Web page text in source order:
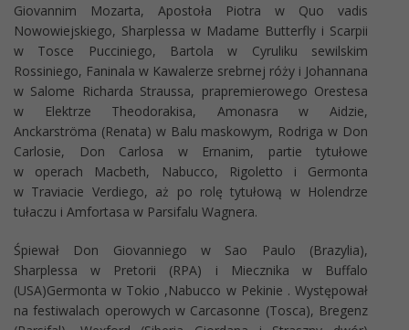
Giovannim Mozarta, Apostoła Piotra w Quo vadis
Nowowiejskiego, Sharplessa w Madame Butterfly i Scarpii
w Tosce Pucciniego, Bartola w Cyruliku sewilskim
Rossiniego, Faninala w Kawalerze srebrnej róży i Johannana
w Salome Richarda Straussa, prapremierowego Orestesa
w Elektrze Theodorakisa, Amonasra w Aidzie,
Anckarströma (Renata) w Balu maskowym, Rodriga w Don
Carlosie, Don Carlosa w Ernanim, partie tytułowe
w operach Macbeth, Nabucco, Rigoletto i Germonta
w Traviacie Verdiego, aż po rolę tytułową w Holendrze
tułaczu i Amfortasa w Parsifalu Wagnera.
Śpiewał Don Giovanniego w Sao Paulo (Brazylia),
Sharplessa w Pretorii (RPA) i Miecznika w Buffalo
(USA)Germonta w Tokio ,Nabucco w Pekinie . Występował
na festiwalach operowych w Carcasonne (Tosca), Bregenz